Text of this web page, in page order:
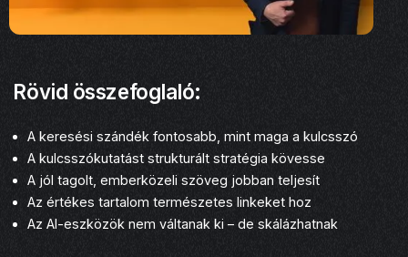
Rövid összefoglaló:
A keresési szándék fontosabb, mint maga a kulcsszó
A kulcsszókutatást strukturált stratégia kövesse
A jól tagolt, emberközeli szöveg jobban teljesít
Az értékes tartalom természetes linkeket hoz
Az AI-eszközök nem váltanak ki – de skálázhatnak